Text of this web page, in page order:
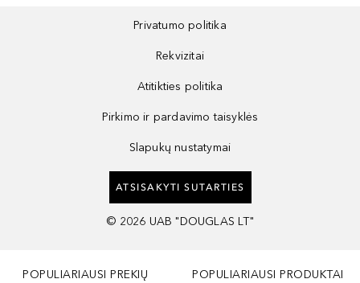
Privatumo politika
Rekvizitai
Atitikties politika
Pirkimo ir pardavimo taisyklės
Slapukų nustatymai
ATSISAKYTI SUTARTIES
© 2026 UAB "DOUGLAS LT"
POPULIARIAUSI PREKIŲ
POPULIARIAUSI PRODUKTAI